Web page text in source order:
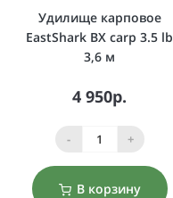
Удилище карповое
EastShark BX carp 3.5 lb
3,6 м
4 950р.
- +
В корзину